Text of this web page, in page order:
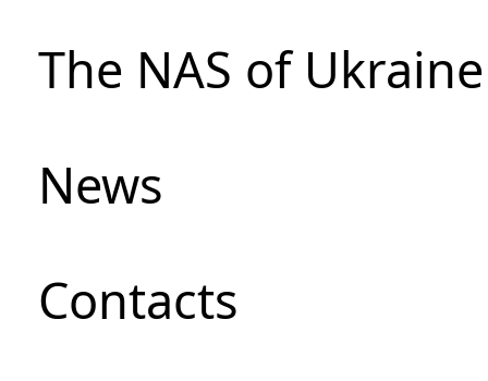
The NAS of
News
Сontacts